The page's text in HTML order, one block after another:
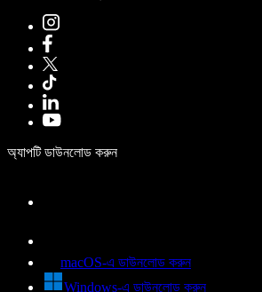
অ্যাপটি ডাউনলোড করুন
macOS-এ ডাউনলোড করুন
Windows-এ ডাউনলোড করুন